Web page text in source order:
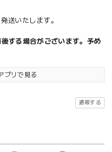
送いたします。
する場合がございます。予め
プリで見る
通報する